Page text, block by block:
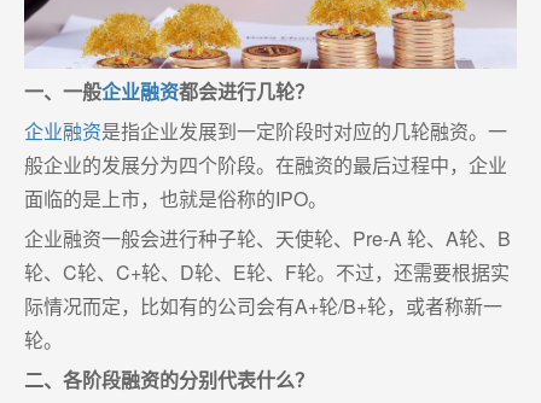
一、一般企业融资都会进行几轮？
企业融资是指企业发展到一定阶段时对应的几轮融资。一
般企业的发展分为四个阶段。在融资的最后过程中，企业
面临的是上市，也就是俗称的IPO。
企业融资一般会进行种子轮、天使轮、Pre-A 轮、A轮、B
轮、C轮、C+轮、D轮、E轮、F轮。不过，还需要根据实
际情况而定，比如有的公司会有A+轮/B+轮，或者称新一
轮。
二、各阶段融资的分别代表什么？